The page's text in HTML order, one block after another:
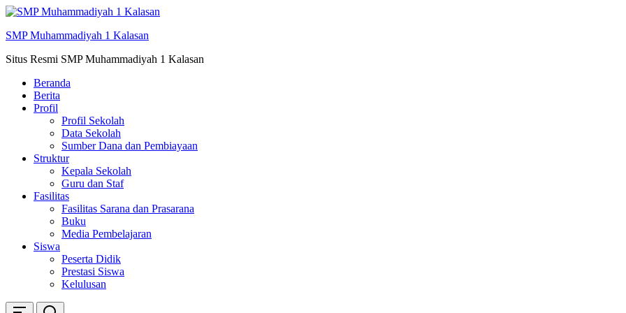
Skip
konten
SMP Muhammadiyah 1 Kalasan
Situs Resmi SMP Muhammadiyah 1 Kalasan
Beranda
Berita
Profil
Profil Sekolah
Data Sekolah
Sumber Dana dan Pembiayaan
Struktur
Kepala Sekolah
Guru dan Staf
Fasilitas
Fasilitas Sarana dan Prasarana
Buku
Media Pembelajaran
Siswa
Peserta Didik
Prestasi Siswa
Kelulusan